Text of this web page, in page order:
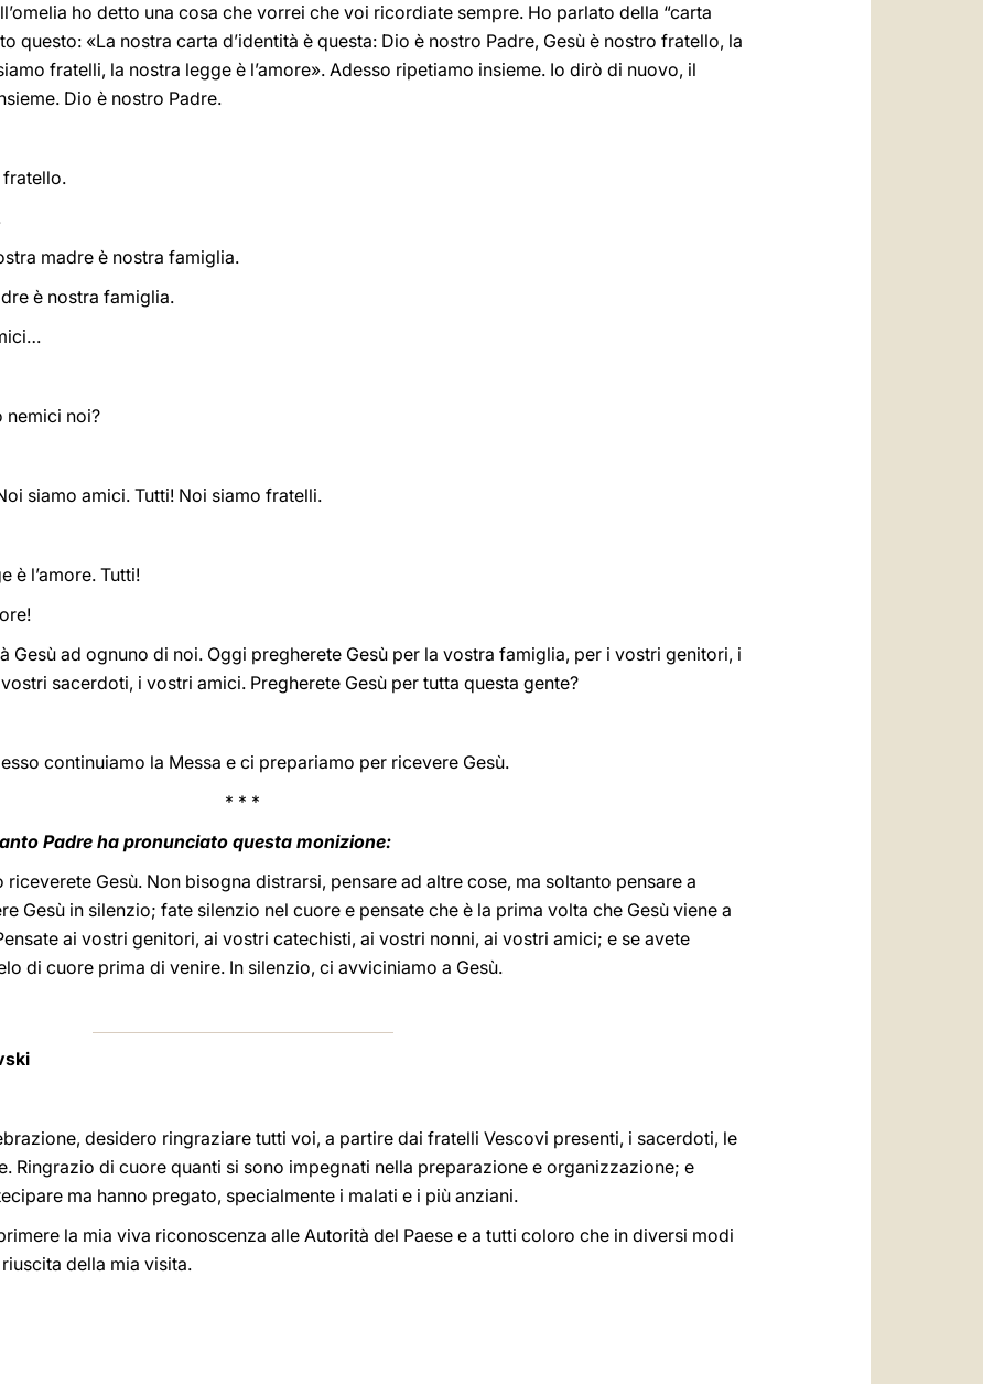
ho detto una cosa che vorrei che voi ricordiate sempre. Ho parlato della “carta
questo: «La nostra carta d’identità è questa: Dio è nostro Padre, Gesù è nostro fratello, la
fratelli, la nostra legge è l’amore». Adesso ripetiamo insieme. Io dirò di nuovo, il
Dio è nostro Padre.
fratello.
madre è nostra famiglia.
è nostra famiglia.
nemici noi?
siamo amici. Tutti! Noi siamo fratelli.
è l’amore. Tutti!
Gesù ad ognuno di noi. Oggi pregherete Gesù per la vostra famiglia, per i vostri genitori, i
sacerdoti, i vostri amici. Pregherete Gesù per tutta questa gente?
continuiamo la Messa e ci prepariamo per ricevere Gesù.
* * *
Padre ha pronunciato questa monizione:
Gesù. Non bisogna distrarsi, pensare ad altre cose, ma soltanto pensare a
Gesù in silenzio; fate silenzio nel cuore e pensate che è la prima volta che Gesù viene a
ai vostri genitori, ai vostri catechisti, ai vostri nonni, ai vostri amici; e se avete
di cuore prima di venire. In silenzio, ci avviciniamo a Gesù.
desidero ringraziare tutti voi, a partire dai fratelli Vescovi presenti, i sacerdoti, le
Ringrazio di cuore quanti si sono impegnati nella preparazione e organizzazione; e
ma hanno pregato, specialmente i malati e i più anziani.
la mia viva riconoscenza alle Autorità del Paese e a tutti coloro che in diversi modi
della mia visita.